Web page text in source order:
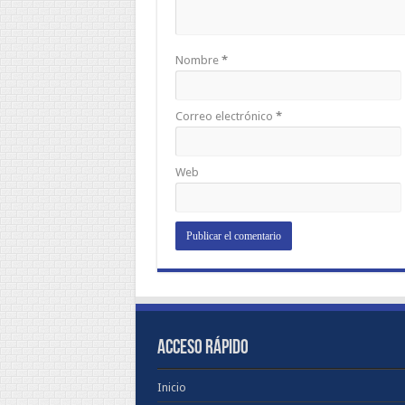
Nombre *
Correo electrónico *
Web
ACCESO RÁPIDO
Inicio